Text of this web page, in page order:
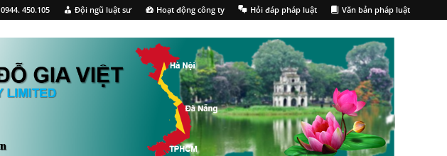
0944. 450.105 Đội ngũ luật sư Hoạt động công ty Hỏi đáp pháp luật Văn bản pháp luật